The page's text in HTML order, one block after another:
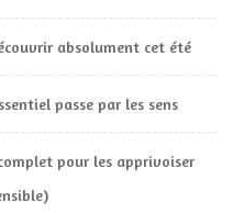
absolument cet été
passe par les sens
pour les apprivoiser